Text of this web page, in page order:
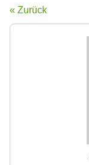
« Zurück